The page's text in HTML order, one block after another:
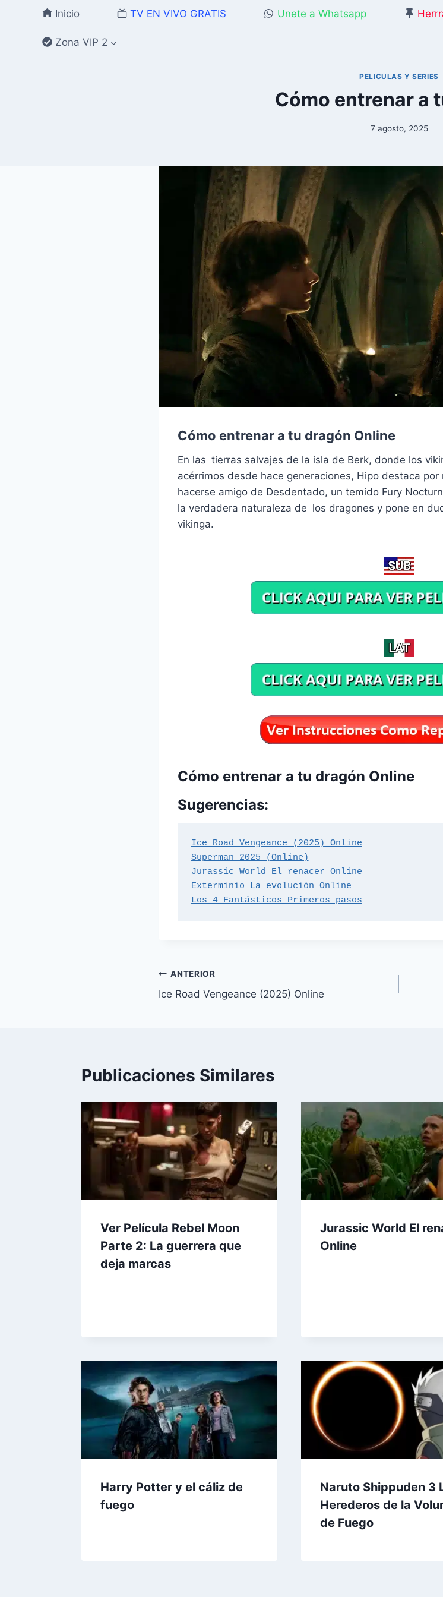
contenido
Inicio TV EN VIVO GRATIS Unete a Whatsapp
Zona VIP 2
PELICULAS Y SERIES
Cómo entrenar a
7 agosto, 2025
Cómo entrenar a tu dragón Online
En las tierras salvajes de la isla de Berk, donde los
acérrimos desde hace generaciones, Hipo destaca
hacerse amigo de Desdentado, un temido Fury
la verdadera naturaleza de los dragones y pone en
vikinga.
Cómo entrenar a tu dragón Online
Sugerencias:
Ice Road Vengeance (2025) Online
Superman 2025 (Online)
Jurassic World El renacer Online
Exterminio La evolución Online
Los 4 Fantásticos Primeros pasos
Navegación
de
ANTERIOR
Ice Road Vengeance (2025) Online
Publicaciones Similares
Ver Película Rebel Moon
Parte 2: La guerrera que
deja marcas
Jurassic World El
Online
Harry Potter y el cáliz de
fuego
Naruto Shippuden 3
Herederos de la
de Fuego